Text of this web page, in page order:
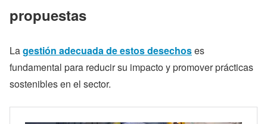
propuestas
Lagestión adecuada de estos desechoses
fundamental para reducir su impacto y promover prácticas
sostenibles en el sector.